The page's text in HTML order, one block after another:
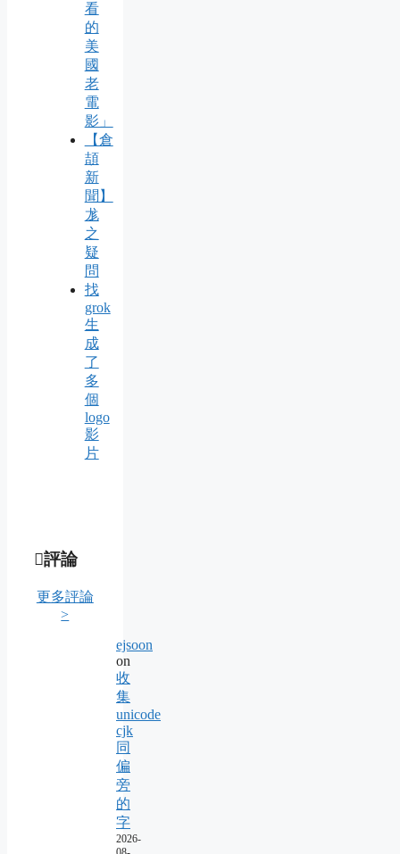
看
的
美
國
老
電
影」
【倉
頡
新
聞】
尨
之
疑
問
找
grok
生
成
了
多
個
logo
影
片
評論
更多評論
>
ejsoon
on
收
集
unicode
cjk
同
偏
旁
的
字
2026-